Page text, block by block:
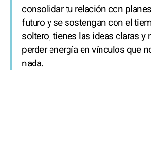
consolidar tu relación con
futuro y se sostengan con el
soltero, tienes las ideas claras y
perder energía en vínculos que
nada.